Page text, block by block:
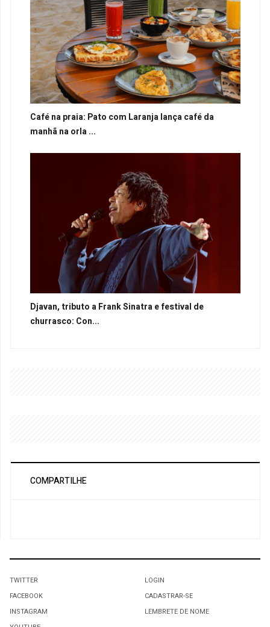
Café na praia: Pato com Laranja lança café da
manhã na orla ...
Djavan, tributo a Frank Sinatra e festival de
churrasco: Con...
COMPARTILHE
TWITTER
FACEBOOK
INSTAGRAM
LOGIN
CADASTRAR-SE
LEMBRETE DE NOME